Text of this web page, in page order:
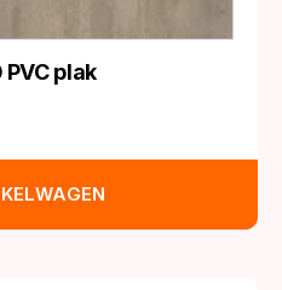
plak